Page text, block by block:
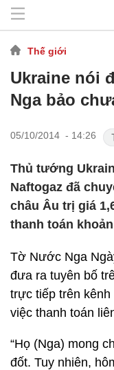
Thế giới
Ukraine nói
Nga bảo
05/10/2014 - 14:26
Thủ tướng
Naftogaz đã
châu Âu trị giá
thanh toán
Tờ Nước Nga
đưa ra tuyên bố
trực tiếp trên kênh
việc thanh toán
“Họ (Nga) mong
đốt. Tuy nhiên,